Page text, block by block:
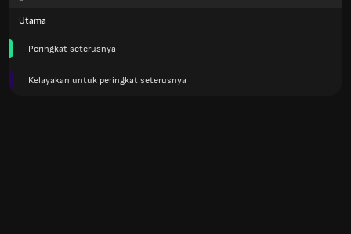
Utama
Peringkat seterusnya
Kelayakan untuk peringkat seterusnya